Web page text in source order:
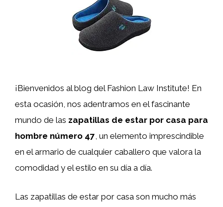
¡Bienvenidos al blog del Fashion Law Institute! En
esta ocasión, nos adentramos en el fascinante
mundo de las zapatillas de estar por casa para
hombre número 47, un elemento imprescindible
en el armario de cualquier caballero que valora la
comodidad y el estilo en su día a día.
Las zapatillas de estar por casa son mucho más